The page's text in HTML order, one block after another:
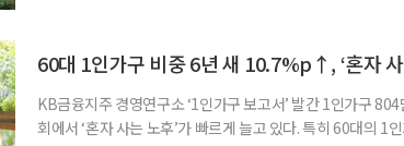
준비의 출발점이라는 조언이 나온다. 조고은 하나금융연구소
60대 1인가구 비중 6년 새 10.7%p↑, ‘혼자
KB금융지주 경영연구소 ‘1인가구 보고서’ 발간 1인가구
회에서 ‘혼자 사는 노후’가 빠르게 늘고 있다. 특히 60대의